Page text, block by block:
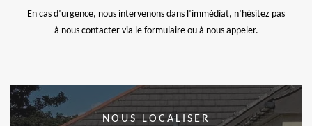
En cas d’urgence, nous intervenons dans l’immédiat, n’hésitez pas
à nous contacter via le formulaire ou à nous appeler.
NOUS LOCALISER